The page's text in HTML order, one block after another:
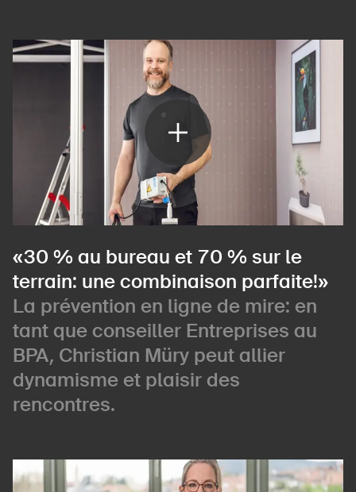
«30 % au bureau et 70 % sur le
terrain: une combinaison parfaite!»
La prévention en ligne de mire: en
tant que conseiller Entreprises au
BPA, Christian Müry peut allier
dynamisme et plaisir des
rencontres.